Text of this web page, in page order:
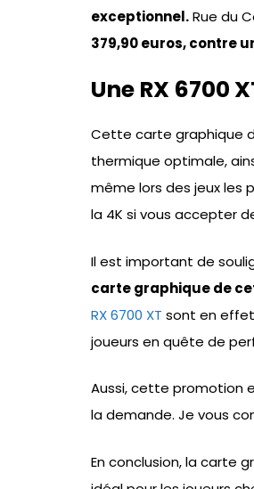
exceptionnel.Rue du
379,90 euros, contre
Une RX 6700
Cette carte graphique
thermique optimale,
même lors des jeux les
la 4K si vous accepter
Il est important de
carte graphique de
RX 6700 XT sont en
joueurs en quête de
Aussi, cette promotion
la demande. Je vous
En conclusion, la carte